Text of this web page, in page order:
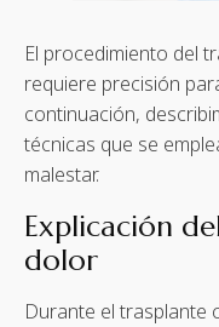
El procedimiento del
requiere precisión
continuación,
técnicas que se
malestar.
Explicación
dolor
Durante el trasplante